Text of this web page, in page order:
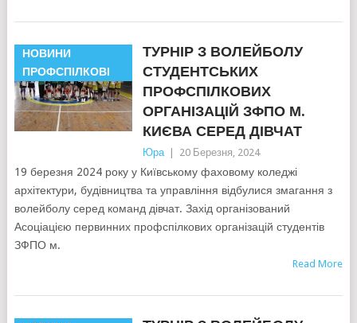
НОВИНИ
ПРОФСПІЛКОВІ
ТУРНІР З ВОЛЕЙБОЛУ
СТУДЕНТСЬКИХ
ПРОФСПІЛКОВИХ
ОРГАНІЗАЦІЙ ЗФПО М.
КИЄВА СЕРЕД ДІВЧАТ
Юра 20 Березня, 2024
19 березня 2024 року у Київському фаховому коледжі
архітектури, будівництва та управління відбулися змагання з
волейболу серед команд дівчат. Захід організований
Асоціацією первинних профспілкових організацій студентів
ЗФПО м.
Read More